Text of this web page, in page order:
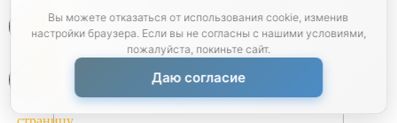
оформления заказа. Сотрудники...
Вы можете отказаться от использования cookie, изменив
настройки браузера. Если вы не согласны с нашими условиями,
пожалуйста, покиньте сайт.
Даю согласие